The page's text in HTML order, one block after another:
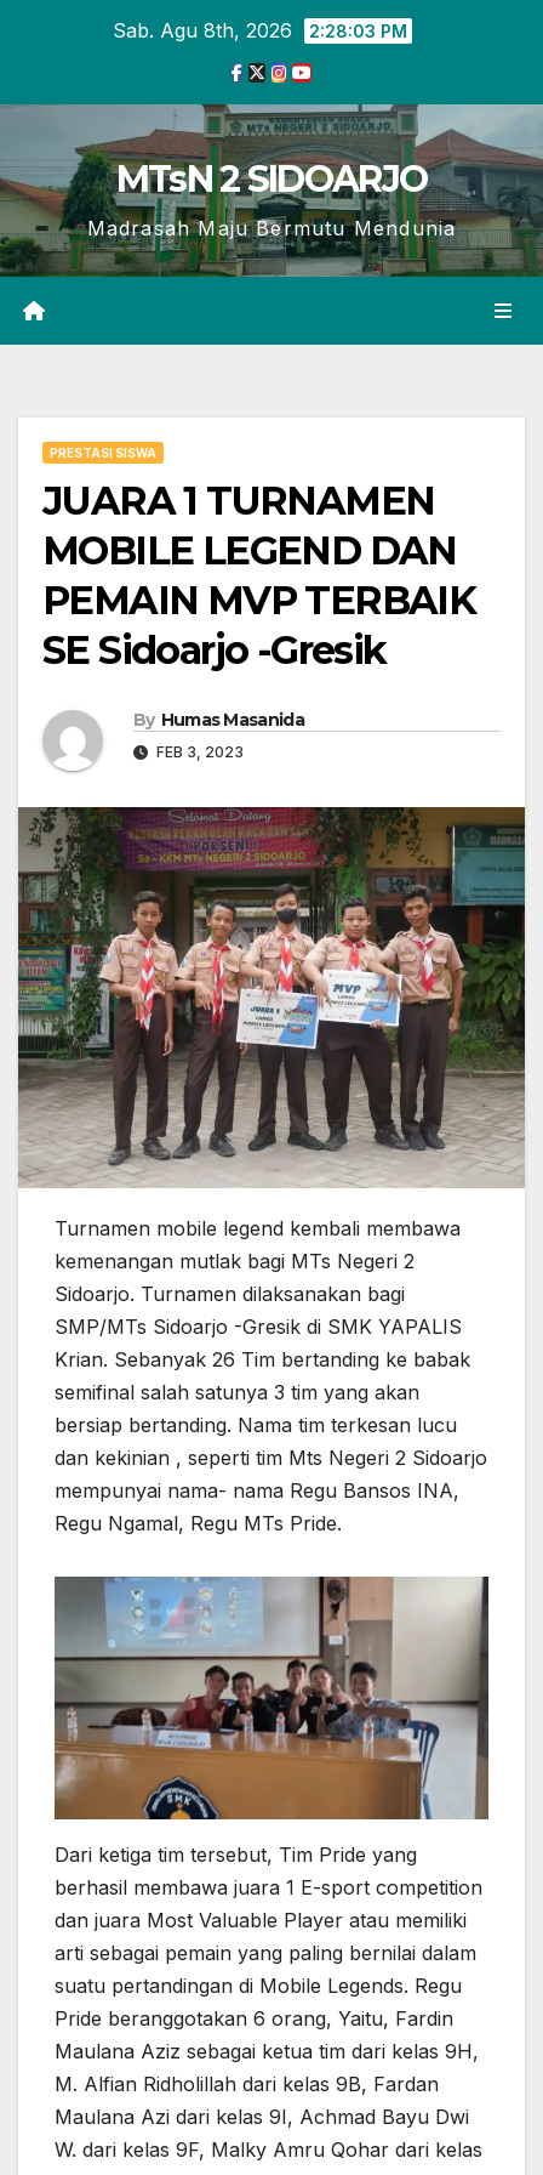
Sab. Agu 8th, 2026 2:28:04 PM
MTsN 2 SIDOARJO
Madrasah Maju Bermutu Mendunia
PRESTASI SISWA
JUARA 1 TURNAMEN
MOBILE LEGEND DAN
PEMAIN MVP TERBAIK
SE Sidoarjo -Gresik
By Humas Masanida
FEB 3, 2023
Turnamen mobile legend kembali membawa
kemenangan mutlak bagi MTs Negeri 2
Sidoarjo. Turnamen dilaksanakan bagi
SMP/MTs Sidoarjo -Gresik di SMK YAPALIS
Krian. Sebanyak 26 Tim bertanding ke babak
semifinal salah satunya 3 tim yang akan
bersiap bertanding. Nama tim terkesan lucu
dan kekinian , seperti tim Mts Negeri 2 Sidoarjo
mempunyai nama- nama Regu Bansos INA,
Regu Ngamal, Regu MTs Pride.
Dari ketiga tim tersebut, Tim Pride yang
berhasil membawa juara 1 E-sport competition
dan juara Most Valuable Player atau memiliki
arti sebagai pemain yang paling bernilai dalam
suatu pertandingan di Mobile Legends. Regu
Pride beranggotakan 6 orang, Yaitu, Fardin
Maulana Aziz sebagai ketua tim dari kelas 9H,
M. Alfian Ridholillah dari kelas 9B, Fardan
Maulana Azi dari kelas 9I, Achmad Bayu Dwi
W. dari kelas 9F, Malky Amru Qohar dari kelas